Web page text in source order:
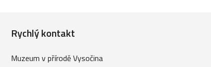
Rychlý kontakt
Muzeum v přírodě Vysočina